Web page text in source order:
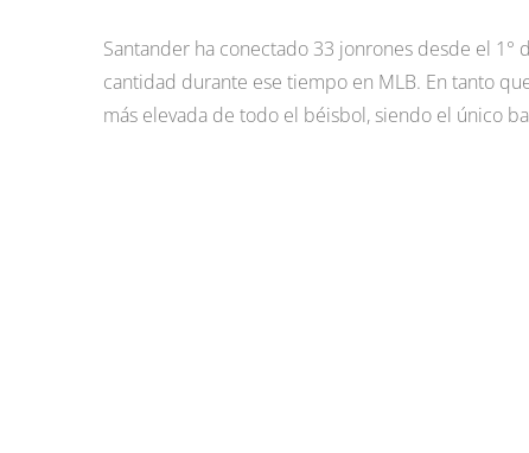
Santander ha conectado 33 jonrones desde el 1°
cantidad durante ese tiempo en MLB. En tanto
más elevada de todo el béisbol, siendo el único